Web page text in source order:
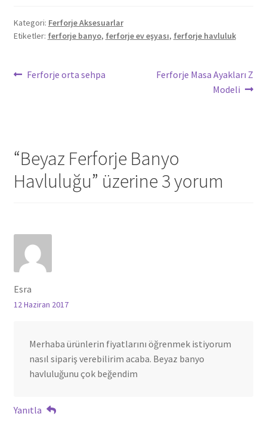
Kategori: Ferforje Aksesuarlar
Etiketler: ferforje banyo, ferforje ev eşyası, ferforje havluluk
Yazı
Önceki
Ferforje orta sehpa
Sonraki
Ferforje Masa Ayakları Z
Modeli
“Beyaz Ferforje Banyo
Havluluğu” üzerine 3 yorum
Esra
12 Haziran 2017
Merhaba ürünlerin fiyatlarını öğrenmek istiyorum
nasıl sipariş verebilirim acaba. Beyaz banyo
havluluğunu çok beğendim
Yanıtla